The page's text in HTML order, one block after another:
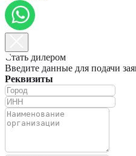
Стать дилером
Введите данные для подачи
Реквизиты